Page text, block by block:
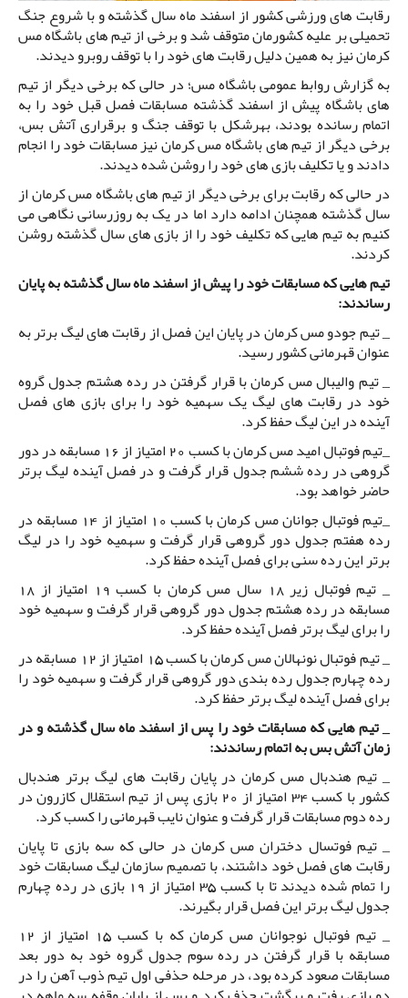
رقابت های ورزشی کشور از اسفند ماه سال گذشته و با شروع جنگ
تحمیلی بر علیه کشورمان متوقف شد و برخی از تیم های باشگاه مس
کرمان نیز به همین دلیل رقابت های خود را با توقف روبرو دیدند.
به گزارش روابط عمومی باشگاه مس؛ در حالی که برخی دیگر از تیم
های باشگاه پیش از اسفند گذشته مسابقات فصل قبل خود را به
اتمام رسانده بودند، بهرشکل با توقف جنگ و برقراری آتش بس،
برخی دیگر از تیم های باشگاه مس کرمان نیز مسابقات خود را انجام
دادند و یا تکلیف بازی های خود را روشن شده دیدند.
در حالی که رقابت برای برخی دیگر از تیم های باشگاه مس کرمان از
سال گذشته همچنان ادامه دارد اما در یک به روزرسانی نگاهی می
کنیم به تیم هایی که تکلیف خود را از بازی های سال گذشته روشن
کردند.
تیم هایی که مسابقات خود را پیش از اسفند ماه سال گذشته به پایان
رساندند:
_ تیم جودو مس کرمان در پایان این فصل از رقابت های لیگ برتر به
عنوان قهرمانی کشور رسید.
_ تیم والیبال مس کرمان با قرار گرفتن در رده هشتم جدول گروه
خود در رقابت های لیگ یک سهمیه خود را برای بازی های فصل
آینده در این لیگ حفظ کرد.
_تیم فوتبال امید مس کرمان با کسب 20 امتیاز از 16 مسابقه در دور
گروهی در رده ششم جدول قرار گرفت و در فصل آینده لیگ برتر
حاضر خواهد بود.
_تیم فوتبال جوانان مس کرمان با کسب 10 امتیاز از 14 مسابقه در
رده هفتم جدول دور گروهی قرار گرفت و سهمیه خود را در لیگ
برتر این رده سنی برای فصل آینده حفظ کرد.
_ تیم فوتبال زیر 18 سال مس کرمان با کسب 19 امتیاز از 18
مسابقه در رده هشتم جدول دور گروهی قرار گرفت و سهمیه خود
را برای لیگ برتر فصل آینده حفظ کرد.
_ تیم فوتبال نونهالان مس کرمان با کسب 15 امتیاز از 12 مسابقه در
رده چهارم جدول رده بندی دور گروهی قرار گرفت و سهمیه خود را
برای فصل آینده لیگ برتر حفظ کرد.
_ تیم هایی که مسابقات خود را پس از اسفند ماه سال گذشته و در
زمان آتش بس به اتمام رساندند:
_ تیم هندبال مس کرمان در پایان رقابت های لیگ برتر هندبال
کشور با کسب 34 امتیاز از 20 بازی پس از تیم استقلال کازرون در
رده دوم مسابقات قرار گرفت و عنوان نایب قهرمانی را کسب کرد.
_ تیم فوتسال دختران مس کرمان در حالی که سه بازی تا پایان
رقابت های فصل خود داشتند، با تصمیم سازمان لیگ مسابقات خود
را تمام شده دیدند تا با کسب 35 امتیاز از 19 بازی در رده چهارم
جدول لیگ برتر این فصل قرار بگیرند.
_ تیم فوتبال نوجوانان مس کرمان که با کسب 15 امتیاز از 12
مسابقه با قرار گرفتن در رده سوم جدول گروه خود به دور بعد
مسابقات صعود کرده بود، در مرحله حذفی اول تیم ذوب آهن را در